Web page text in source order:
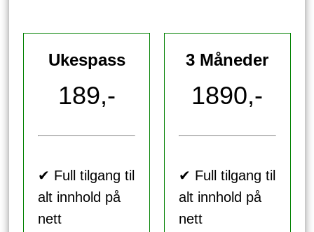
Ukespass
189,-
✔ Full tilgang til
alt innhold på
nett
3 Måneder
1890,-
✔ Full tilgang til
alt innhold på
nett